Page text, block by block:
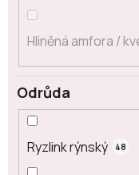
Odrůda
Ryzlink rýnský 48
Hliněná amfora /